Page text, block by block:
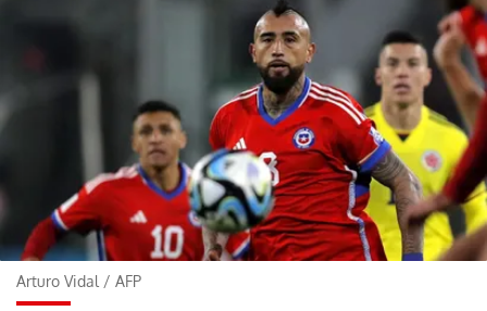
Arturo Vidal / AFP